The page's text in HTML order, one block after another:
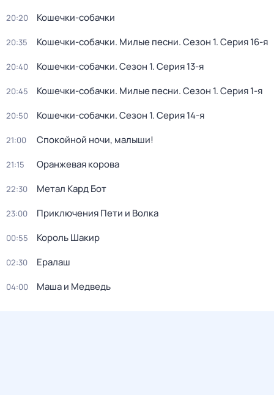
20:20 Кошечки-собачки
20:35 Кошечки-собачки. Милые песни. Сезон 1. Серия 16-я
20:40 Кошечки-собачки. Сезон 1. Серия 13-я
20:45 Кошечки-собачки. Милые песни. Сезон 1. Серия 1-я
20:50 Кошечки-собачки. Сезон 1. Серия 14-я
21:00 Спокойной ночи, малыши!
21:15 Оранжевая корова
22:30 Метал Кард Бот
23:00 Приключения Пети и Волка
00:55 Король Шакир
02:30 Ералаш
04:00 Маша и Медведь